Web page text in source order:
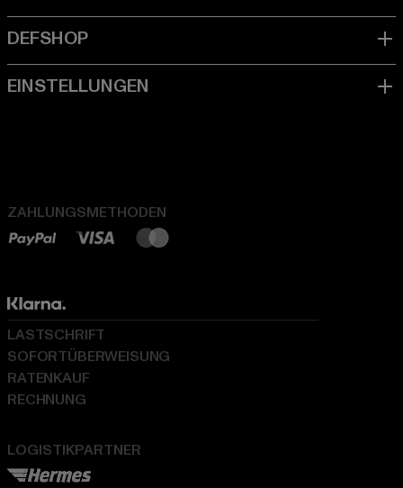
ZAHLUNGSMETHODEN
LOGISTIKPARTNER
LASTSCHRIFT
SOFORTÜBERWEISUNG
RATENKAUF
RECHNUNG